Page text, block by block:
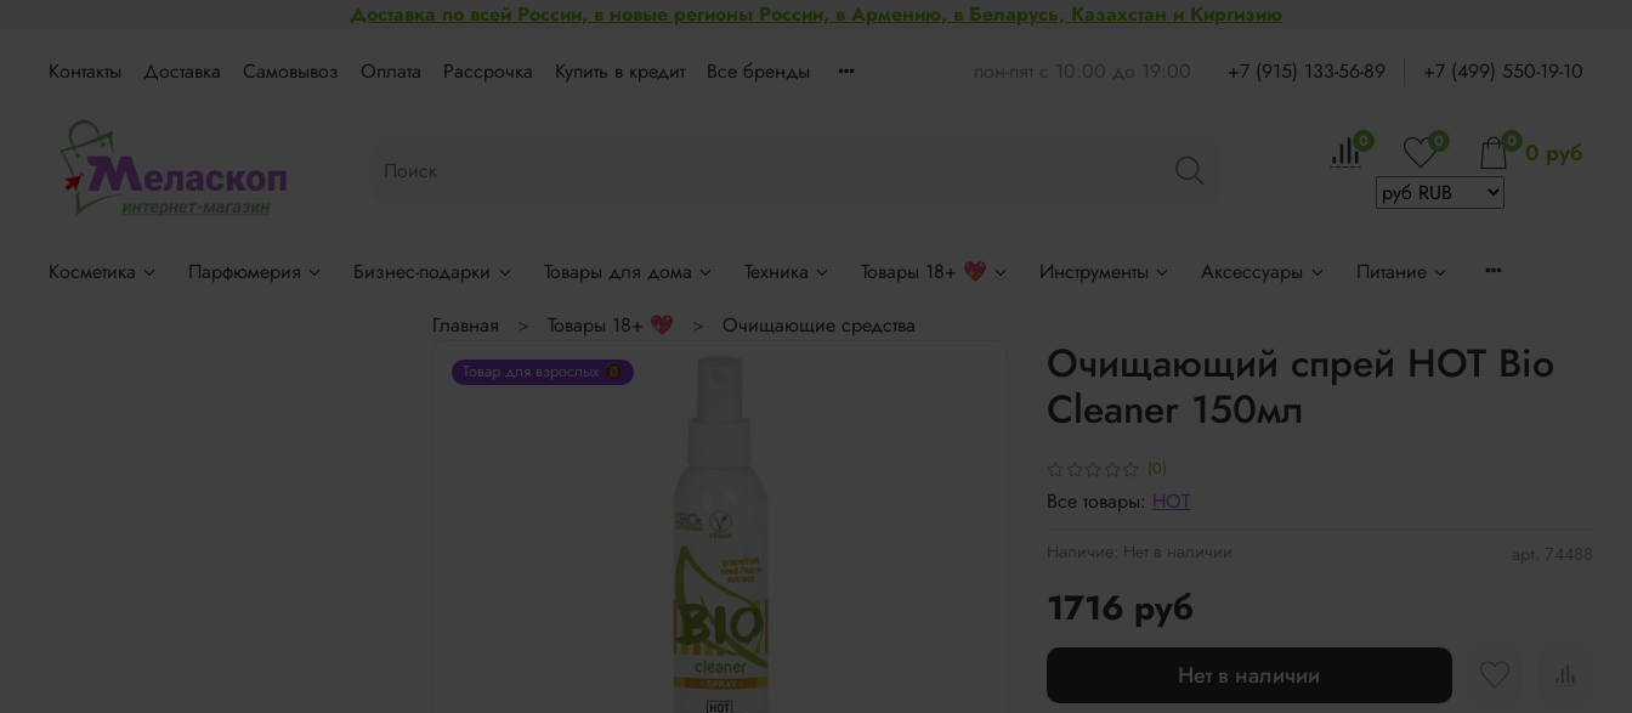
Доставка по всей России, в новые регионы России, в Армению, в Беларусь, Казахстан и Киргизию
Контакты Доставка Самовывоз Оплата Рассрочка Купить в кредит Все бренды пон-пят с 10:00 до 19:00 +7 (915) 133-56-89 +7 (499) 550-19-10
0 0 0 0 руб
Косметика Парфюмерия Бизнес-подарки Товары для дома Техника Товары 18+ 💖 Инструменты Аксессуары
Питание
Главная
Товары 18+ 💖 Очищающие средства
Товар для взрослых 🔞
(0)
арт. 74488
Наличие: Нет в наличии
Очищающий спрей HOT Bio
Cleaner 150мл
1716 руб
Нет в наличии
Все товары: HOT